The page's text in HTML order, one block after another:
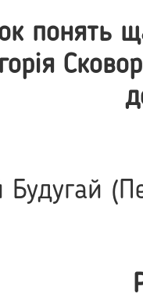
понять
Будугай